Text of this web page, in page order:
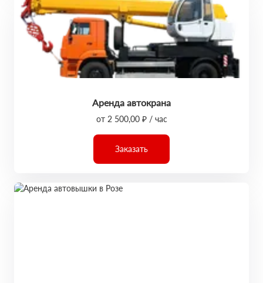
Аренда автокрана
от 2 500,00 ₽ / час
Заказать